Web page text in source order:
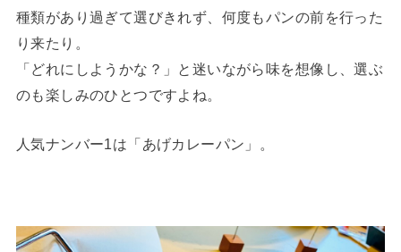
種類があり過ぎて選びきれず、何度もパンの前を行った
り来たり。
「どれにしようかな？」と迷いながら味を想像し、選ぶ
のも楽しみのひとつですよね。
人気ナンバー1は「あげカレーパン」。